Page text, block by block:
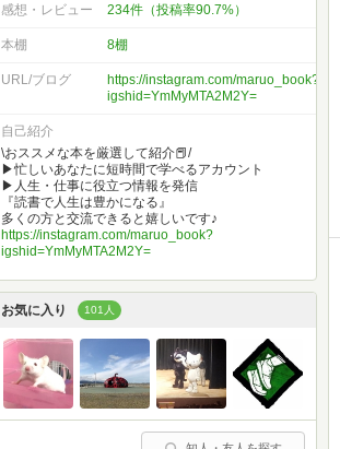
感想・レビュー 234件（投稿率90.7%）
本棚 8棚
URL/ブログ
https://instagram.com/maruo_book?
igshid=YmMyMTA2M2Y=
自己紹介
\おススメな本を厳選して紹介📕/
▶︎忙しいあなたに短時間で学べるアカウント
▶︎人生・仕事に役立つ情報を発信
『読書で人生は豊かになる』
多くの方と交流できると嬉しいです♪
https://instagram.com/maruo_book?
igshid=YmMyMTA2M2Y=
お気に入り 101人